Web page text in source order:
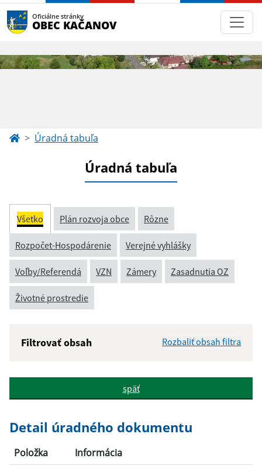
Oficiálne stránky
OBEC KAČANOV
Úradná tabuľa
Úradná tabuľa
Všetko Plán rozvoja obce Rôzne
Rozpočet-Hospodárenie Verejné vyhlášky
Voľby/Referendá VZN Zámery Zasadnutia OZ
Životné prostredie
Filtrovať obsah Rozbaliť obsah filtra
Popis:
späť
Detail úradného dokumentu
Položka
Informácia